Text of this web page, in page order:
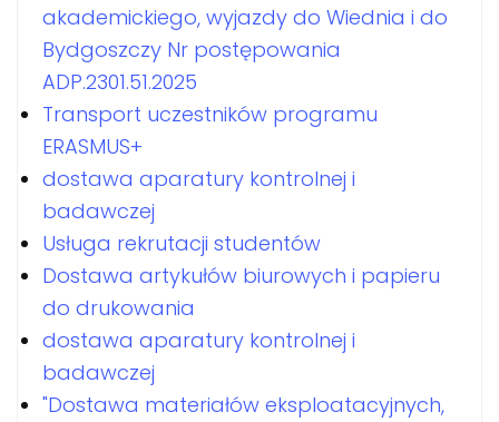
akademickiego, wyjazdy do Wiednia i do
Bydgoszczy Nr postępowania
ADP.2301.51.2025
Transport uczestników programu
ERASMUS+
dostawa aparatury kontrolnej i
badawczej
Usługa rekrutacji studentów
Dostawa artykułów biurowych i papieru
do drukowania
dostawa aparatury kontrolnej i
badawczej
"Dostawa materiałów eksploatacyjnych,